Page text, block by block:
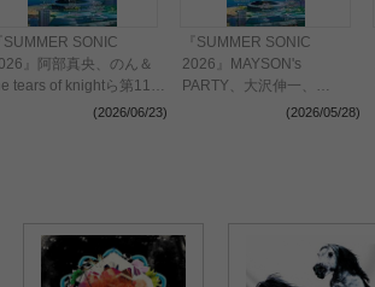
SUMMER SONIC
』阿部真央、のん＆
tears of knightら第11弾
演アーティストを発表
(2026/06/23)
『SUMMER SONIC
2026』MAYSON's
PARTY、大沢伸一、
SKRYU、STUTSら第10弾
(2026/05/28)